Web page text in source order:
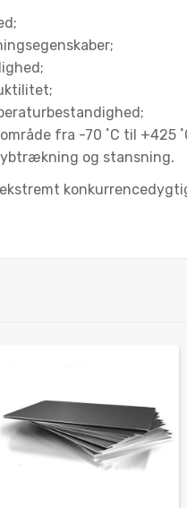
fra -70 ˚С til +425
og stansning.